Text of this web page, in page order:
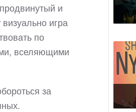
и
игра
по
вселяющими
за